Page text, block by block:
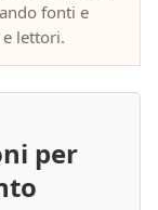
fonti e
lettori.
per